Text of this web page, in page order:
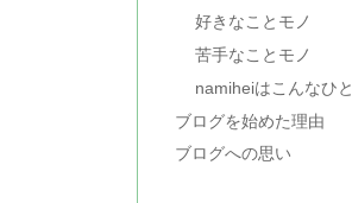
好きなことモノ
苦手なことモノ
namiheiはこんなひと
ブログを始めた理由
ブログへの思い